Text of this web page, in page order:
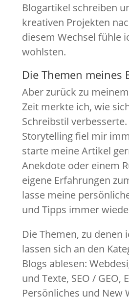
Blogartikel schreiben
kreativen Projekten
diesem Wechsel fühle
wohlsten.
Die Themen meines
Aber zurück zu
Zeit merkte ich, wie
Schreibstil
Storytelling fiel mir
starte meine Artikel
Anekdote oder einem
eigene Erfahrungen
lasse meine
und Tipps immer
Die Themen, zu denen
lassen sich an den
Blogs ablesen:
und Texte, SEO / GEO,
Persönliches und New